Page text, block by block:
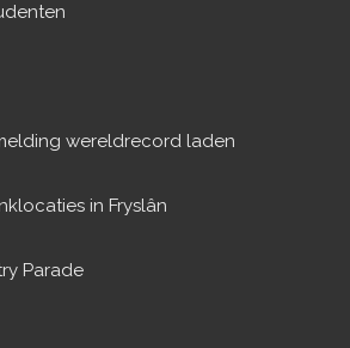
wereldrecord laden
in Fryslân
Parade